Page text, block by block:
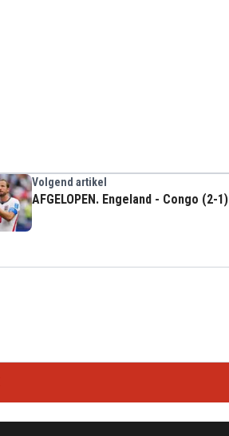
Volgend artikel
AFGELOPEN. Engeland - Congo (2-1)